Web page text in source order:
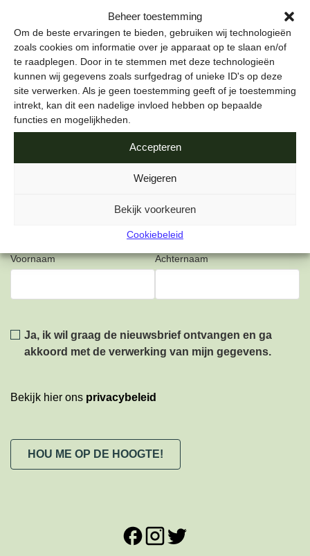
Beheer toestemming
Om de beste ervaringen te bieden, gebruiken wij technologieën
zoals cookies om informatie over je apparaat op te slaan en/of
te raadplegen. Door in te stemmen met deze technologieën
kunnen wij gegevens zoals surfgedrag of unieke ID's op deze
site verwerken. Als je geen toestemming geeft of je toestemming
intrekt, kan dit een nadelige invloed hebben op bepaalde
functies en mogelijkheden.
Accepteren
Weigeren
Bekijk voorkeuren
Cookiebeleid
ONZE NIEUWSBRIEF
Schrijf je in voor onze nieuwsbrief om als eerste te lezen
over de leukste projecten en duurzame tips over hoe jij de
stad gezond kunt maken.
Voornaam Achternaam
Privacy
Ja, ik wil graag de nieuwsbrief ontvangen en ga
akkoord met de verwerking van mijn gegevens.
Bekijk hier ons privacybeleid